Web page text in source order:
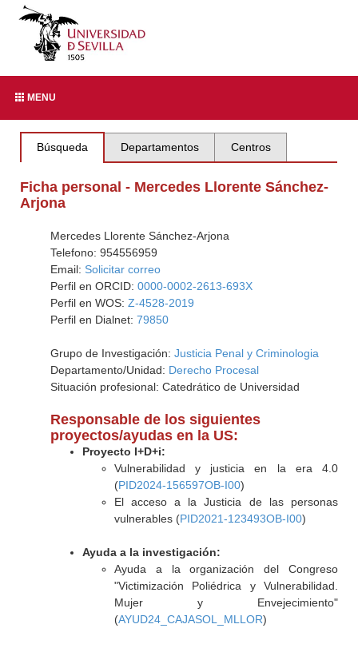
MENU
Búsqueda Departamentos Centros
Ficha personal - Mercedes Llorente Sánchez-
Arjona
Mercedes Llorente Sánchez-Arjona
Telefono: 954556959
Email: Solicitar correo
Perfil en ORCID: 0000-0002-2613-693X
Perfil en WOS: Z-4528-2019
Perfil en Dialnet: 79850
Grupo de Investigación: Justicia Penal y Criminologia
Departamento/Unidad: Derecho Procesal
Situación profesional: Catedrático de Universidad
Responsable de los siguientes
proyectos/ayudas en la US:
Proyecto I+D+i:
Vulnerabilidad y justicia en la era 4.0
(PID2024-156597OB-I00)
El acceso a la Justicia de las personas
vulnerables (PID2021-123493OB-I00)
Ayuda a la investigación:
Ayuda a la organización del Congreso
"Victimización Poliédrica y Vulnerabilidad.
Mujer y Envejecimiento"
(AYUD24_CAJASOL_MLLOR)